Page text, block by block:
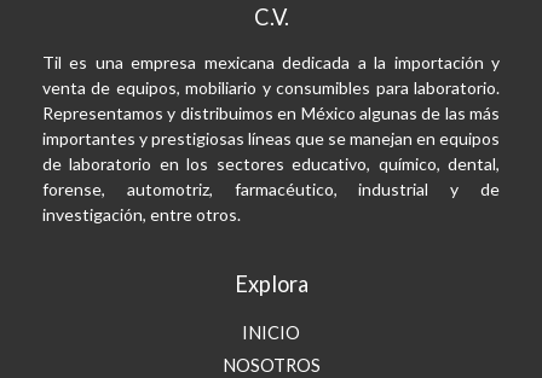
C.V.
Til es una empresa mexicana dedicada a la importación y
venta de equipos, mobiliario y consumibles para laboratorio.
Representamos y distribuimos en México algunas de las más
importantes y prestigiosas líneas que se manejan en equipos
de laboratorio en los sectores educativo, químico, dental,
forense, automotriz, farmacéutico, industrial y de
investigación, entre otros.
Explora
INICIO
NOSOTROS